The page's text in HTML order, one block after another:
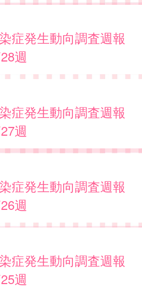
症発生動向調査週報
週
症発生動向調査週報
週
症発生動向調査週報
週
症発生動向調査週報
週